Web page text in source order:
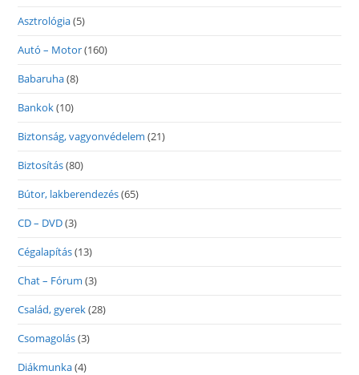
Asztrológia(5)
Autó – Motor(160)
Babaruha(8)
Bankok(10)
Biztonság, vagyonvédelem (21)
Biztosítás(80)
Bútor, lakberendezés(65)
CD – DVD(3)
Cégalapítás(13)
Chat – Fórum (3)
Család, gyerek(28)
Csomagolás(3)
Diákmunka(4)